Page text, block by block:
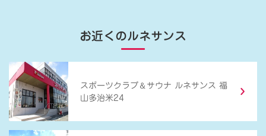
お近くのルネサンス
スポーツクラブ ＆ サウナ ルネサンス 福
山多治米24